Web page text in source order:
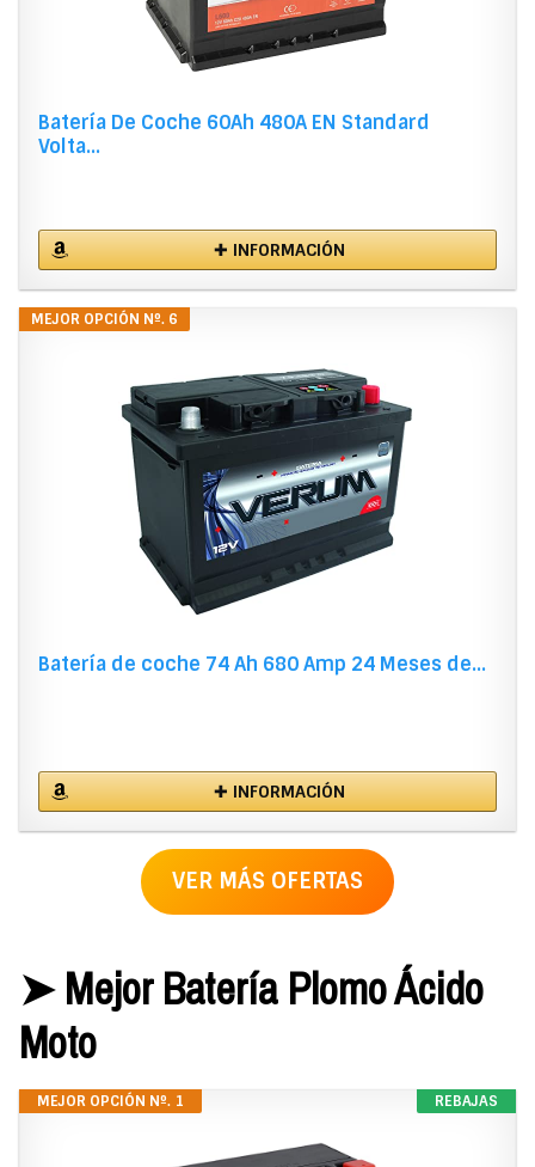
Batería De Coche 60Ah 480A EN Standard
Volta...
✚ INFORMACIÓN
MEJOR OPCIÓN Nº. 6
Batería de coche 74 Ah 680 Amp 24 Meses de...
✚ INFORMACIÓN
VER MÁS OFERTAS
➤ Mejor Batería Plomo Ácido
Moto
REBAJAS
MEJOR OPCIÓN Nº. 1